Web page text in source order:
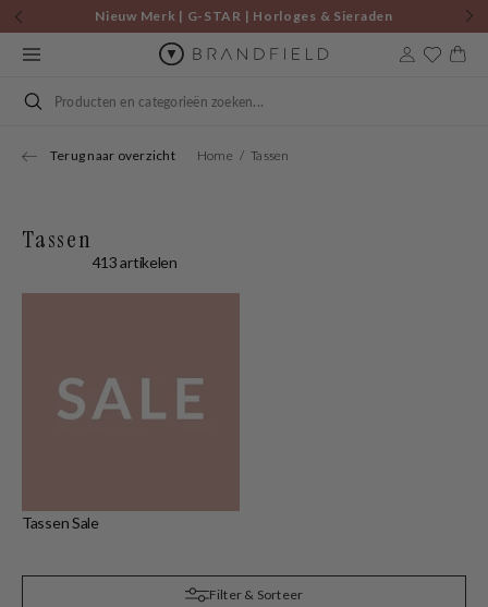
Skip to
content
Nieuw Merk | G-STAR | Horloges & Sieraden
Cart
Search
Terug naar overzicht Home Tassen
Tassen
413 artikelen
Tassen Sale
Filter & Sorteer